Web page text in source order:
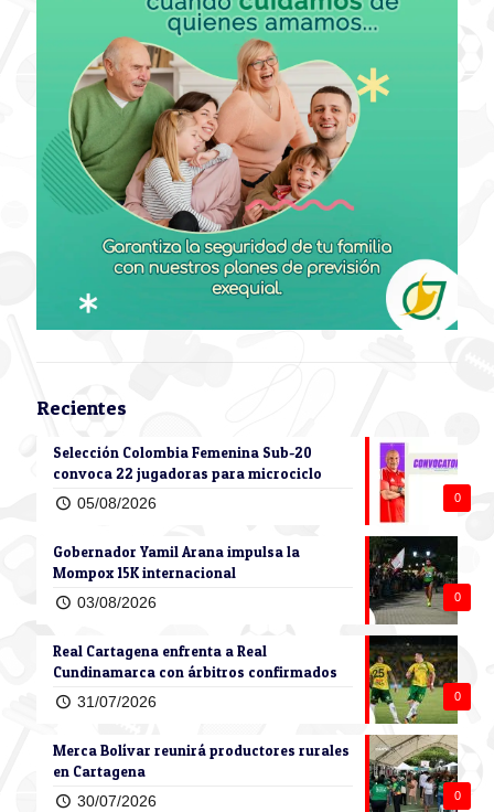
Recientes
0
Selección Colombia Femenina Sub-20
convoca 22 jugadoras para microciclo
05/08/2026
0
Gobernador Yamil Arana impulsa la
Mompox 15K internacional
03/08/2026
0
Real Cartagena enfrenta a Real
Cundinamarca con árbitros confirmados
31/07/2026
0
Merca Bolívar reunirá productores rurales
en Cartagena
30/07/2026